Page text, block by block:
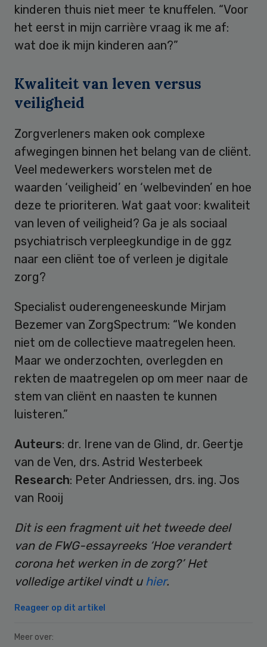
kinderen thuis niet meer te knuffelen. “Voor
het eerst in mijn carrière vraag ik me af:
wat doe ik mijn kinderen aan?”
Kwaliteit van leven versus
veiligheid
Zorgverleners maken ook complexe
afwegingen binnen het belang van de cliënt.
Veel medewerkers worstelen met de
waarden ‘veiligheid’ en ‘welbevinden’ en hoe
deze te prioriteren. Wat gaat voor: kwaliteit
van leven of veiligheid? Ga je als sociaal
psychiatrisch verpleegkundige in de ggz
naar een cliënt toe of verleen je digitale
zorg?
Specialist ouderengeneeskunde Mirjam
Bezemer van ZorgSpectrum: “We konden
niet om de collectieve maatregelen heen.
Maar we onderzochten, overlegden en
rekten de maatregelen op om meer naar de
stem van cliënt en naasten te kunnen
luisteren.”
Auteurs: dr. Irene van de Glind, dr. Geertje
van de Ven, drs. Astrid Westerbeek
Research: Peter Andriessen, drs. ing. Jos
van Rooij
Dit is een fragment uit het tweede deel
van de FWG-essayreeks ‘Hoe verandert
corona het werken in de zorg?’ Het
volledige artikel vindt u hier.
Reageer op dit artikel
Meer over: